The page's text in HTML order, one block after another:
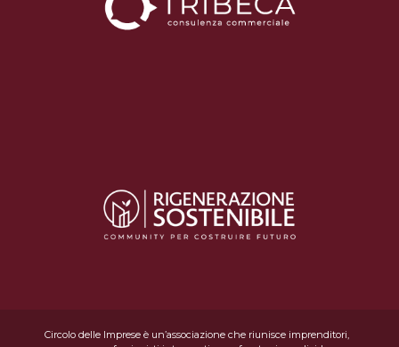
Circolo delle Imprese è un’associazione che riunisce imprenditori,